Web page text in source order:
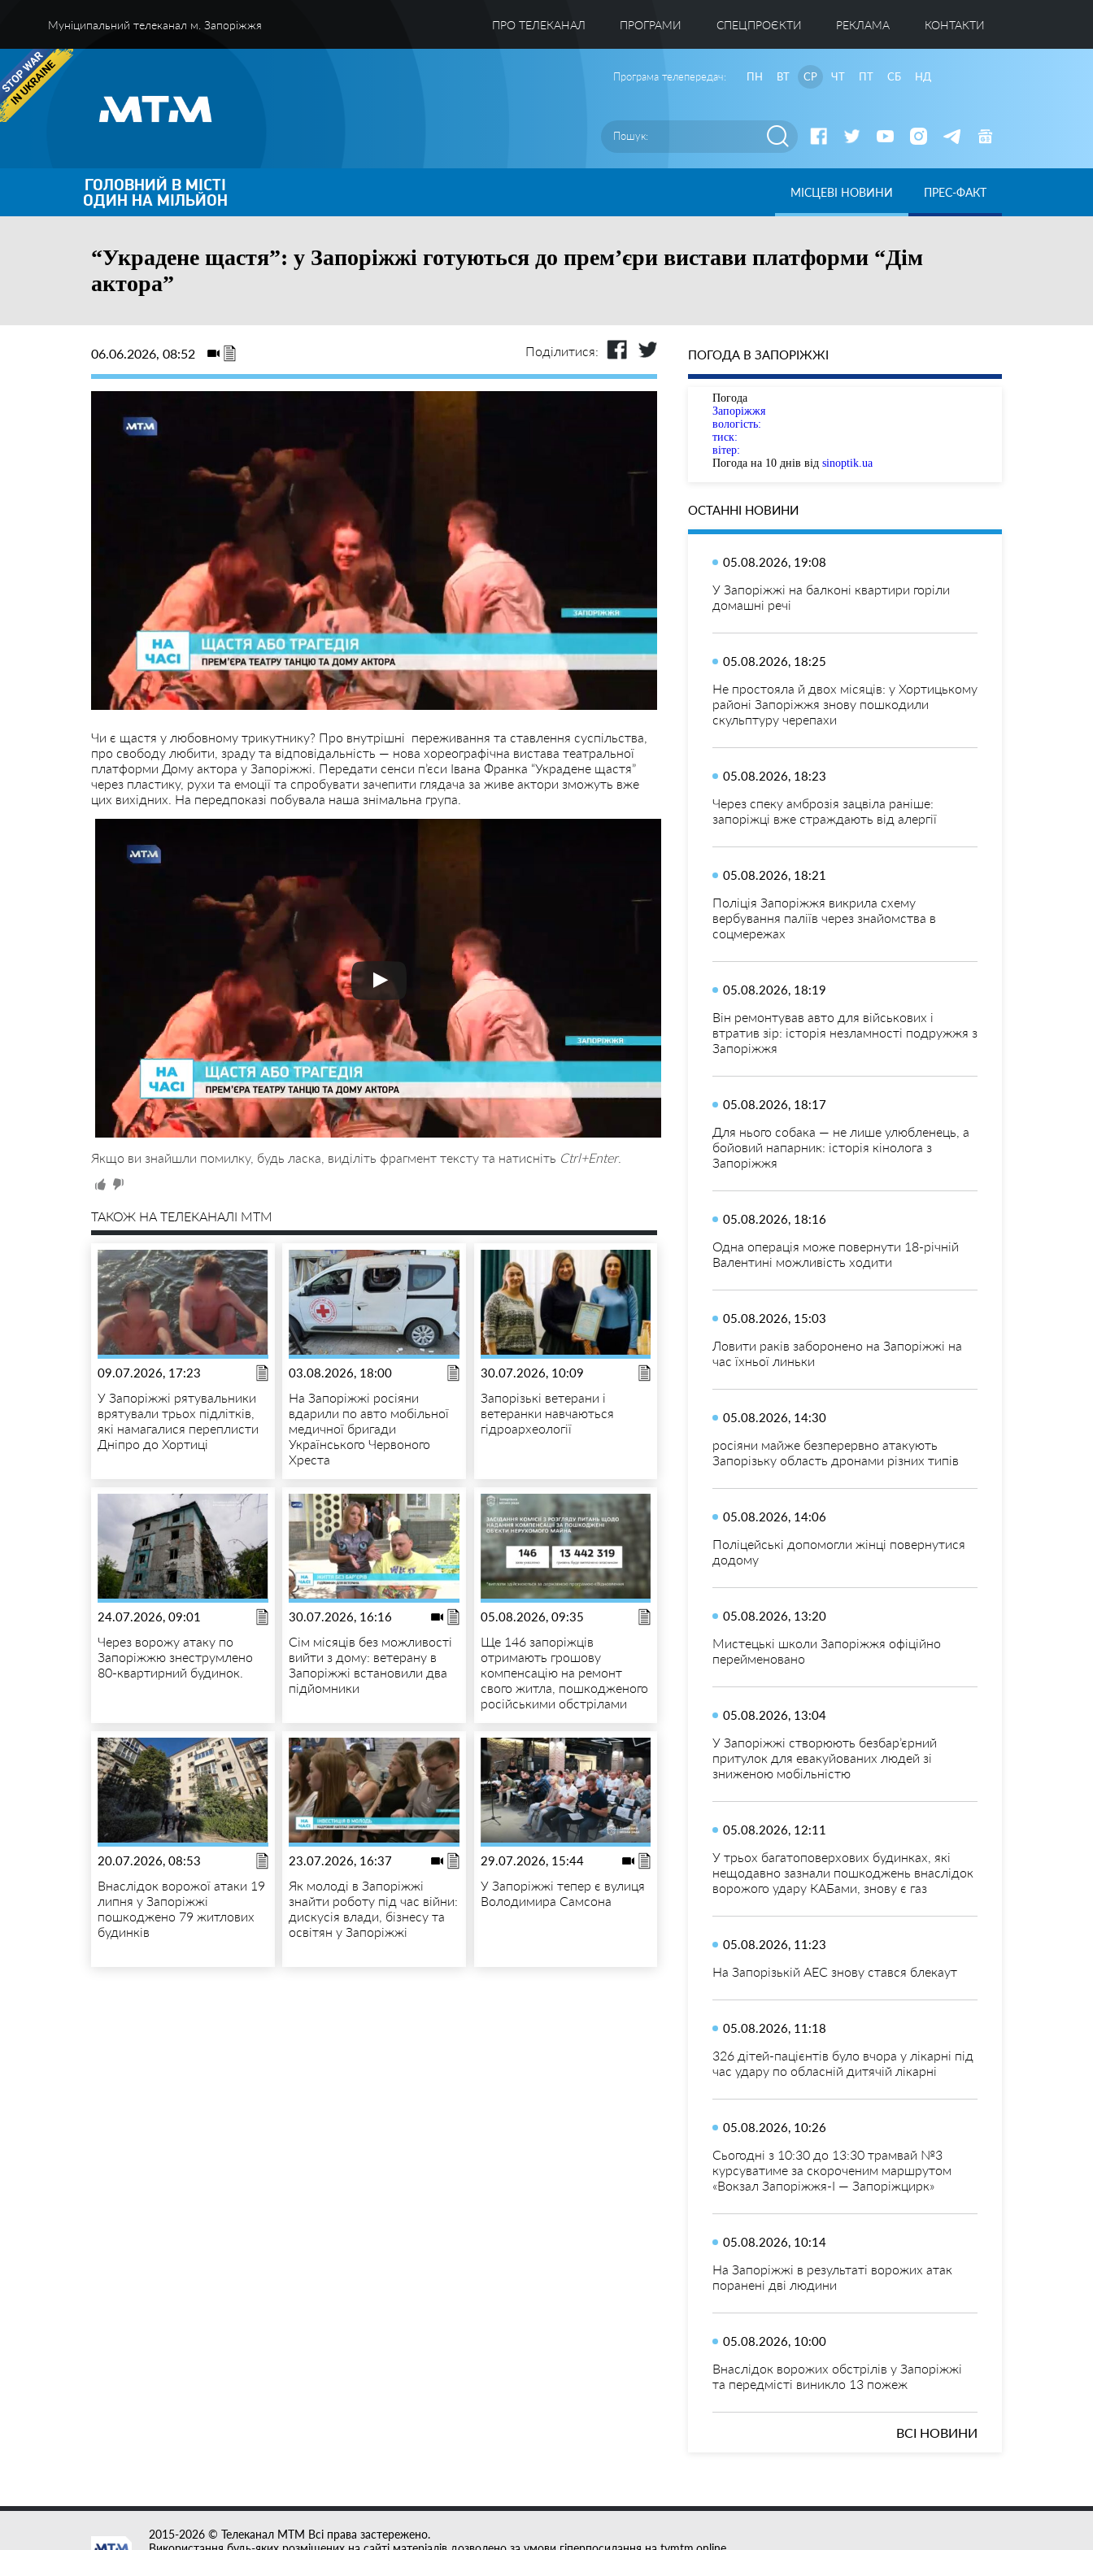
Муніципальний телеканал м. Запоріжжя ПРО ТЕЛЕКАНАЛ ПРОГРАМИ CПЕЦПРОЄКТИ РЕКЛАМА КОНТАКТИ
Програма телепередач: ПН ВТ СР ЧТ ПТ СБ НД
ГОЛОВНИЙ В МІСТІ
ОДИН НА МІЛЬЙОН МІСЦЕВІ НОВИНИ ПРЕС-ФАКТ
“Украдене щастя”: у Запоріжжі готуються до прем’єри вистави платформи “Дім
актора”
06.06.2026, 08:52 Поділитися:
Чи є щастя у любовному трикутнику? Про внутрішні переживання та ставлення суспільства,
про свободу любити, зраду та відповідальність — нова хореографічна вистава театральної
платформи Дому актора у Запоріжжі. Передати сенси п’єси Івана Франка “Украдене щастя”
через пластику, рухи та емоції та спробувати зачепити глядача за живе актори зможуть вже
цих вихідних. На передпоказі побувала наша знімальна група.
Якщо ви знайшли помилку, будь ласка, виділіть фрагмент тексту та натисніть Ctrl+Enter.
ТАКОЖ НА ТЕЛЕКАНАЛІ MTM
09.07.2026, 17:23
У Запоріжжі рятувальники
врятували трьох підлітків,
які намагалися переплисти
Дніпро до Хортиці
03.08.2026, 18:00
На Запоріжжі росіяни
вдарили по авто мобільної
медичної бригади
Українського Червоного
Хреста
30.07.2026, 10:09
Запорізькі ветерани і
ветеранки навчаються
гідроархеології
24.07.2026, 09:01
Через ворожу атаку по
Запоріжжю знеструмлено
80-квартирний будинок.
30.07.2026, 16:16
Сім місяців без можливості
вийти з дому: ветерану в
Запоріжжі встановили два
підйомники
05.08.2026, 09:35
Ще 146 запоріжців
отримають грошову
компенсацію на ремонт
свого житла, пошкодженого
російськими обстрілами
20.07.2026, 08:53
Внаслідок ворожої атаки 19
липня у Запоріжжі
пошкоджено 79 житлових
будинків
23.07.2026, 16:37
Як молоді в Запоріжжі
знайти роботу під час війни:
дискусія влади, бізнесу та
освітян у Запоріжжі
29.07.2026, 15:44
У Запоріжжі тепер є вулиця
Володимира Самсона
ПОГОДА В ЗАПОРІЖЖІ
Погода
Запоріжжя
вологість:
тиск:
вітер:
Погода на 10 днів від sinoptik.ua
ОСТАННІ НОВИНИ
05.08.2026, 19:08
У Запоріжжі на балконі квартири горіли
домашні речі
05.08.2026, 18:25
Не простояла й двох місяців: у Хортицькому
районі Запоріжжя знову пошкодили
скульптуру черепахи
05.08.2026, 18:23
Через спеку амброзія зацвіла раніше:
запоріжці вже страждають від алергії
05.08.2026, 18:21
Поліція Запоріжжя викрила схему
вербування паліїв через знайомства в
соцмережах
05.08.2026, 18:19
Він ремонтував авто для військових і
втратив зір: історія незламності подружжя з
Запоріжжя
05.08.2026, 18:17
Для нього собака — не лише улюбленець, а
бойовий напарник: історія кінолога з
Запоріжжя
05.08.2026, 18:16
Одна операція може повернути 18-річній
Валентині можливість ходити
05.08.2026, 15:03
Ловити раків заборонено на Запоріжжі на
час їхньої линьки
05.08.2026, 14:30
росіяни майже безперервно атакують
Запорізьку область дронами різних типів
05.08.2026, 14:06
Поліцейські допомогли жінці повернутися
додому
05.08.2026, 13:20
Мистецькі школи Запоріжжя офіційно
перейменовано
05.08.2026, 13:04
У Запоріжжі створюють безбар’єрний
притулок для евакуйованих людей зі
зниженою мобільністю
05.08.2026, 12:11
У трьох багатоповерхових будинках, які
нещодавно зазнали пошкоджень внаслідок
ворожого удару КАБами, знову є газ
05.08.2026, 11:23
На Запорізькій АЕС знову стався блекаут
05.08.2026, 11:18
326 дітей-пацієнтів було вчора у лікарні під
час удару по обласній дитячій лікарні
05.08.2026, 10:26
Сьогодні з 10:30 до 13:30 трамвай №3
курсуватиме за скороченим маршрутом
«Вокзал Запоріжжя-I — Запоріжцирк»
05.08.2026, 10:14
На Запоріжжі в результаті ворожих атак
поранені дві людини
05.08.2026, 10:00
Внаслідок ворожих обстрілів у Запоріжжі
та передмісті виникло 13 пожеж
ВСІ НОВИНИ
2015-2026 © Телеканал MTM Всі права застережено.